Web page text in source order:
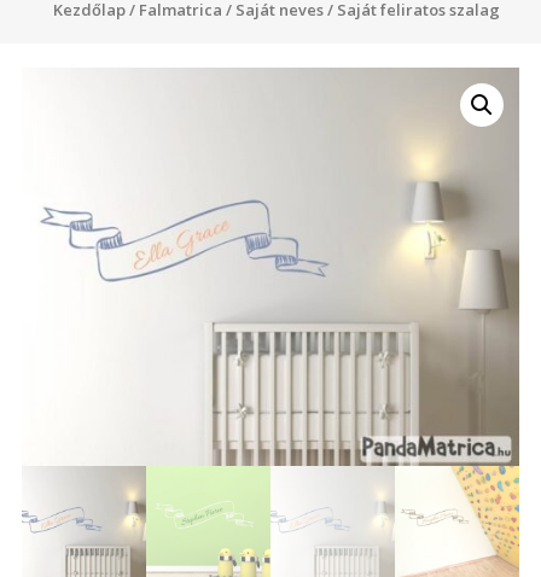
Kezdőlap/ Falmatrica / Saját neves/ Saját feliratos szalag